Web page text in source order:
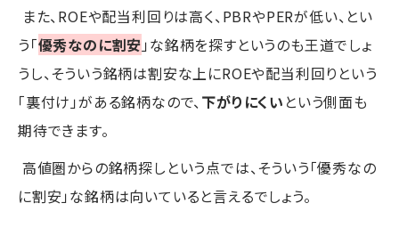
また、ROEや配当利回りは高く、PBRやPERが低い、とい
う「優秀なのに割安 」な銘柄を探すというのも王道でしょ
うし、そういう銘柄は割安な上にROEや配当利回りという
「裏付け」がある銘柄なので、 下がりにくい という側面も
期待できます。
高値圏からの銘柄探しという点では、そういう「優秀なの
に割安」な銘柄は向いていると言えるでしょう。